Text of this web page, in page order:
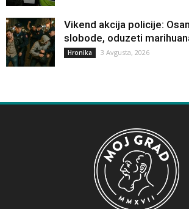
Vikend akcija policije:
slobode, oduzeti
Hronika 3 Avgusta, 2026